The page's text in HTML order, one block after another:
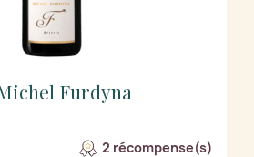
Furdyna
2 récompense(s)